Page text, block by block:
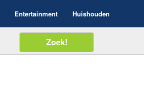
Entertainment Huishouden